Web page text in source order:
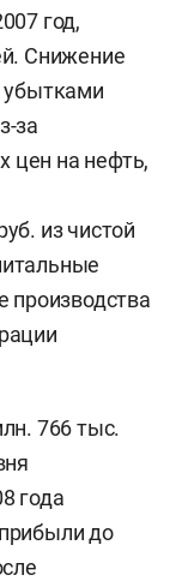
год,
Снижение
убытками
за
цен на нефть,
из чистой
производства
766 тыс.
года
до